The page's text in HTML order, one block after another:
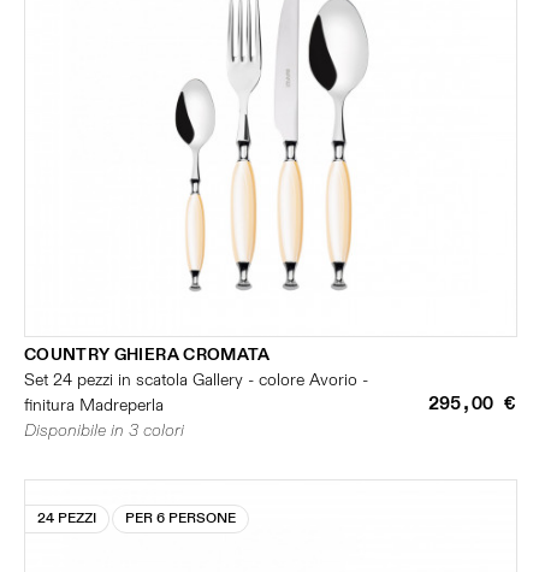
COUNTRY GHIERA CROMATA
Set 24 pezzi in scatola Gallery - colore Avorio -
finitura Madreperla
295,00 €
Disponibile in 3 colori
24 PEZZI PER 6 PERSONE